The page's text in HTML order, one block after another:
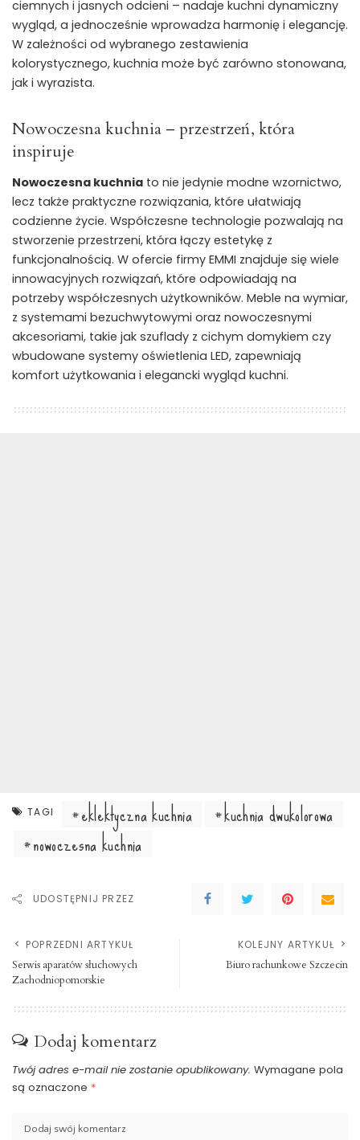
ciemnych i jasnych odcieni – nadaje kuchni dynamiczny
wygląd, a jednocześnie wprowadza harmonię i elegancję.
W zależności od wybranego zestawienia
kolorystycznego, kuchnia może być zarówno stonowana,
jak i wyrazista.
Nowoczesna kuchnia – przestrzeń, która
inspiruje
Nowoczesna kuchnia to nie jedynie modne wzornictwo,
lecz także praktyczne rozwiązania, które ułatwiają
codzienne życie. Współczesne technologie pozwalają na
stworzenie przestrzeni, która łączy estetykę z
funkcjonalnością. W ofercie firmy EMMI znajduje się wiele
innowacyjnych rozwiązań, które odpowiadają na
potrzeby współczesnych użytkowników. Meble na wymiar,
z systemami bezuchwytowymi oraz nowoczesnymi
akcesoriami, takie jak szuflady z cichym domykiem czy
wbudowane systemy oświetlenia LED, zapewniają
komfort użytkowania i elegancki wygląd kuchni.
TAGI eklektyczna kuchnia
kuchnia dwukolorowa
nowoczesna kuchnia
UDOSTĘPNIJ PRZEZ
POPRZEDNI ARTYKUŁ
Serwis aparatów słuchowych
Zachodniopomorskie
KOLEJNY ARTYKUŁ
Biuro rachunkowe Szczecin
Dodaj komentarz
Twój adres e-mail nie zostanie opublikowany. Wymagane pola
są oznaczone *